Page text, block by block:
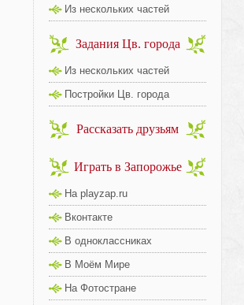
Из нескольких частей
Задания Цв. города
Из нескольких частей
Постройки Цв. города
Рассказать друзьям
Играть в Запорожье
На playzap.ru
Вконтакте
В одноклассниках
В Моём Мире
На Фотостране